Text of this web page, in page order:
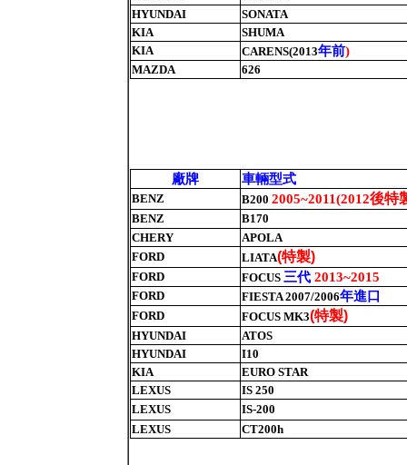
HYUNDAI
SONATA
KIA
SHUMA
KIA
CARENS(2013年前)
MAZDA 626
廠牌 車輛型式
BENZ B200 2005~2011(2012後特
BENZ
B170
CHERY
APOLA
FORD
LIATA(特製)
FORD FOCUS 三代 2013~2015
FORD FIESTA 2007/2006年進口
FORD FOCUS MK3(特製)
HYUNDAI
ATOS
HYUNDAI
I10
KIA
EURO STAR
LEXUS
IS 250
LEXUS
IS-200
LEXUS
CT200h